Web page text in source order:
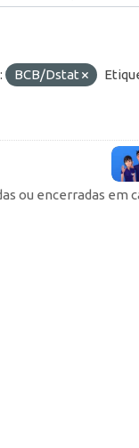
BCB/Dstat
ou encerradas em